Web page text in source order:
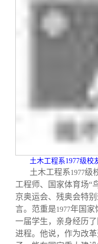
土木工程系1977级校
土木工程系1977级
工程师、国家体育场“
京奥运会、残奥会特
言。范重是1977年国家
一届学生，亲身经历
进程。他说，作为改